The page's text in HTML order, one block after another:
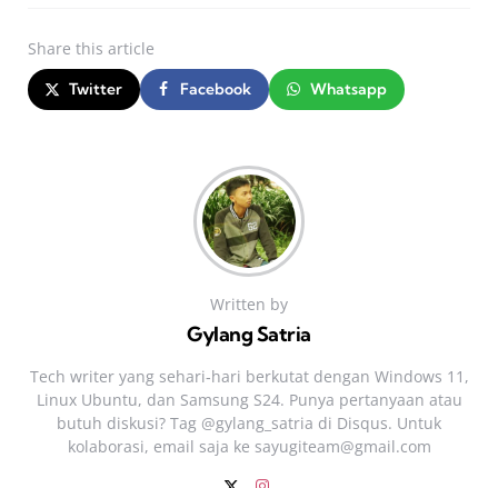
Share this article
Twitter Facebook Whatsapp
Written by
Gylang Satria
Tech writer yang sehari‑hari berkutat dengan Windows 11,
Linux Ubuntu, dan Samsung S24. Punya pertanyaan atau
butuh diskusi? Tag @gylang_satria di Disqus. Untuk
kolaborasi, email saja ke sayugiteam@gmail.com